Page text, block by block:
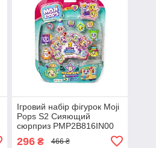
Ігровий набір фігурок Moji
Pops S2 Сияющий
сюрприз PMP2B816IN00
296₴ 466 ₴